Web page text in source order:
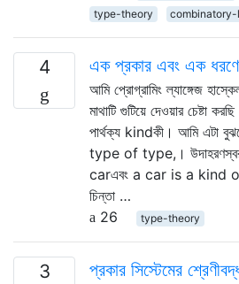
type-theory
4 এক প্রকার এবং এক
আমি প্রোগ্রামিং ল্যাঙ্গেজ
মাথাটি গুটিয়ে দেওয়ার চেষ্টা
পার্থক্য kindকী। আমি এটা
type of type,।
carএবং a car is a kind
চিন্তা …
26
type-theory
3
প্রকার সিস্টেমের